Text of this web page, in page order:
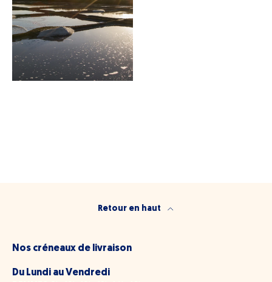
Retour en haut
Nos créneaux de livraison
Du Lundi au Vendredi